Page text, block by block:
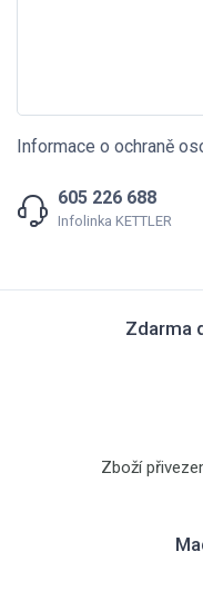
Informace o ochraně
605 226 688
Infolinka KETTLER
Zdarma
Zboží